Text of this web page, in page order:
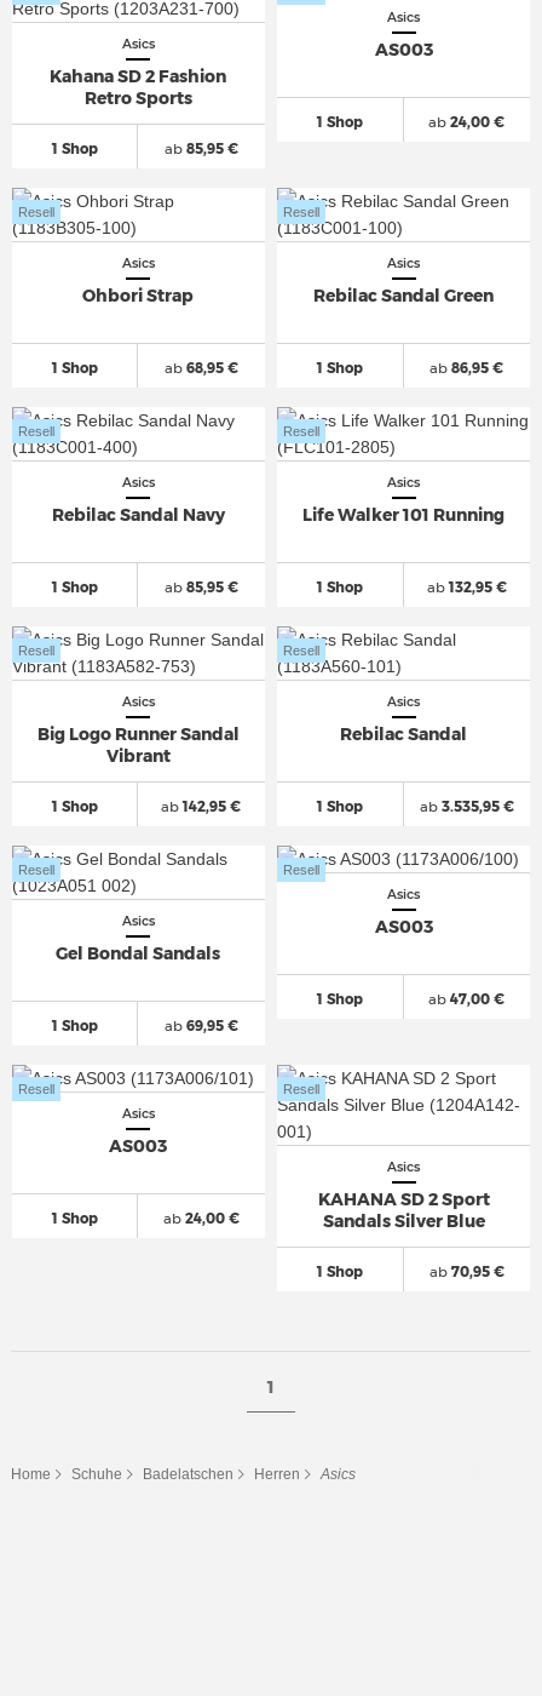
Asics
Kahana SD 2 Fashion
Retro Sports
1 Shop ab85,95 €
Asics
AS003
1 Shop ab 24,00 €
Asics
Ohbori Strap
1 Shop
Resell
ab68,95 €
Asics
Rebilac Sandal Green
1 Shop
Resell
ab 86,95 €
Asics
Rebilac Sandal Navy
1 Shop
Resell
ab85,95 €
Asics
Life Walker 101 Running
1 Shop
Resell
ab132,95 €
Asics
Big Logo Runner Sandal
Vibrant
1 Shop
Resell
ab142,95 €
Asics
Rebilac Sandal
1 Shop
Resell
ab3.535,95 €
Asics
Gel Bondal Sandals
1 Shop
Resell
ab69,95 €
Asics
AS003
1 Shop
Resell
ab 47,00 €
Asics
AS003
1 Shop
Resell
ab24,00 €
Asics
KAHANA SD 2 Sport
Sandals Silver Blue
1 Shop
Resell
ab70,95 €
1
Home Schuhe Badelatschen Herren Asics